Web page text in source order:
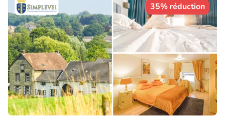
35% réduction